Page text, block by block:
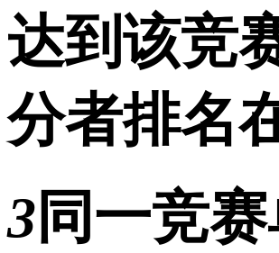
达到该竞
分者排名
3同一竞